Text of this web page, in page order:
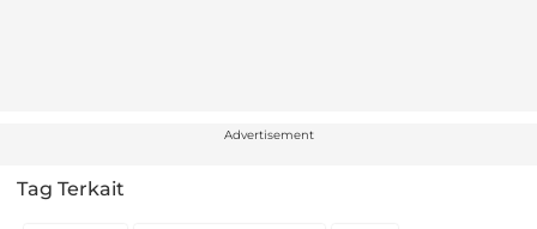
Advertisement
Tag Terkait